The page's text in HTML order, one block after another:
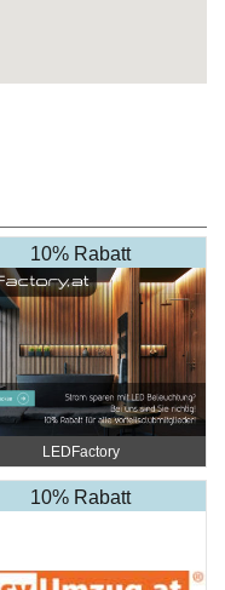
10% Rabatt
LEDFactory
10% Rabatt